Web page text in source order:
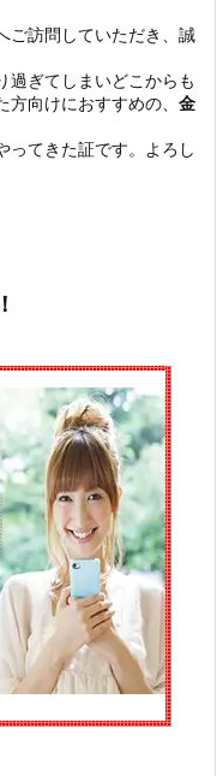
ご訪問していただき、誠
過ぎてしまいどこからも
向けにおすすめの、 金
ってきた証です。よろし